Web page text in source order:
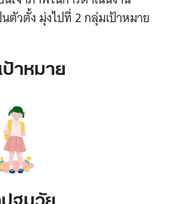
วตั้ง มุ่งไปที่ 2 กลุ่มเป้าหมาย
าหมาย